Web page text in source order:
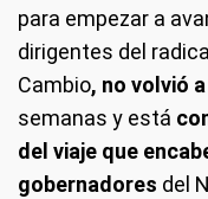
para empezar a
dirigentes del
Cambio, no volvió
semanas y está
del viaje que
gobernadores del